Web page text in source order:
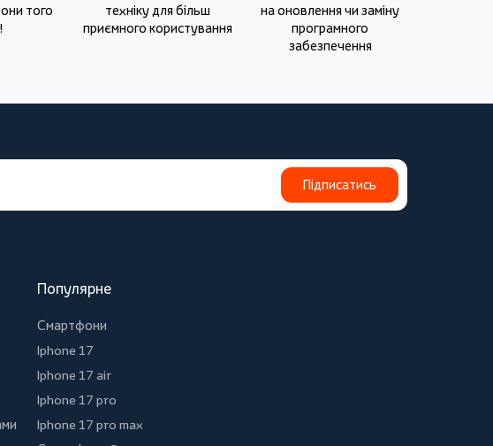
того
техніку для більш
приємного користування
на оновлення чи заміну
програмного
забезпечення
Підписатись
Популярне
Смартфони
Iphone 17
Iphone 17 air
Iphone 17 pro
Iphone 17 pro max